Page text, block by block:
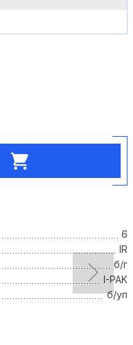
6
IR
б/г
I-PAK
б/уп